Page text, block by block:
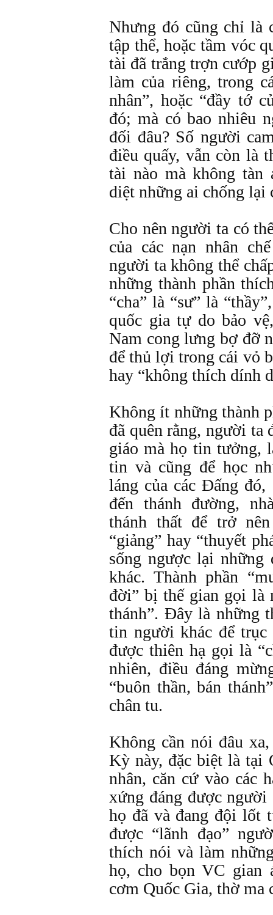
Nhưng đó cũng chỉ là
tập thể, hoặc tầm vóc
tài đã trắng trợn cướp
làm của riêng, trong
nhân”, hoặc “đầy tớ
đó; mà có bao nhiêu
đối đâu? Số người
điều quấy, vẫn còn là
tài nào mà không tàn
diệt những ai chống lại
Cho nên người ta có
của các nạn nhân
người ta không thể
những thành phần
“cha” là “sư” là
quốc gia tự do bảo
Nam cong lưng bợ đỡ
để thủ lợi trong cái vỏ
hay “không thích dính
Không ít những thành
đã quên rằng, người ta
giáo mà họ tin tưởng,
tin và cũng để học
láng của các Đấng
đến thánh đường,
thánh thất để trở
“giảng” hay “thuyết
sống ngược lại
khác. Thành phần
đời” bị thế gian gọi là
thánh”. Đây là những
tin người khác để trục
được thiên hạ gọi là
nhiên, điều đáng
“buôn thần, bán
chân tu.
Không cần nói đâu
Kỳ này, đặc biệt là tại
nhân, căn cứ vào các
xứng đáng được
họ đã và đang đội lốt
được “lãnh đạo”
thích nói và làm
họ, cho bọn VC gian
cơm Quốc Gia, thờ ma